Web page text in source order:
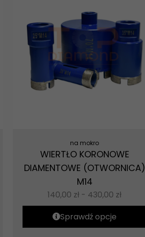
na mokro
WIERTŁO KORONOWE
DIAMENTOWE (OTWORNICA)
M14
140,00 zł - 430,00 zł
Sprawdź opcje